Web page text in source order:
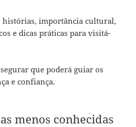
histórias, importância cultural,
e dicas práticas para visitá-
que poderá guiar os
e confiança.
menos conhecidas